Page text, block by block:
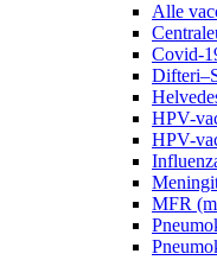
Alle
Covid-
HPV-
HPV-
MFR